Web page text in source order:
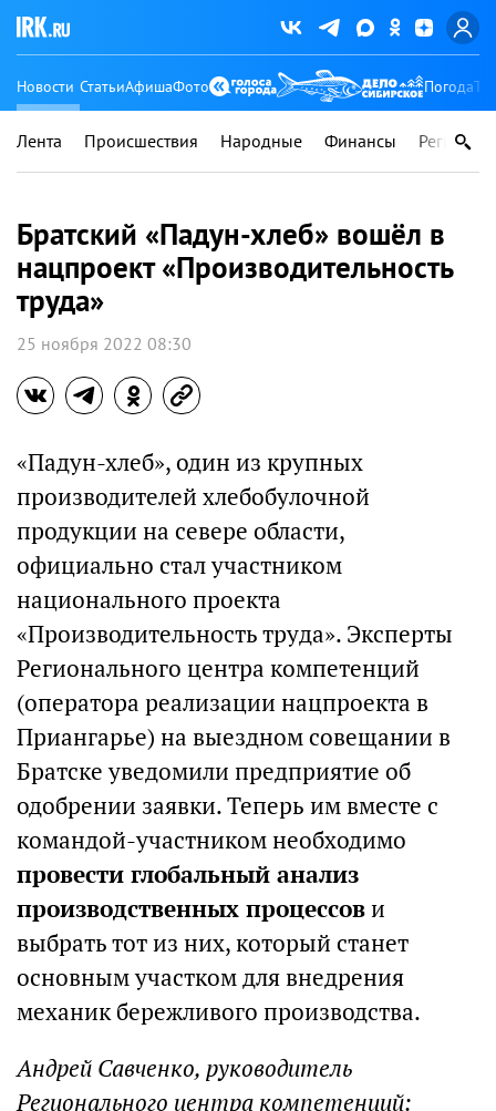
Новости СтатьиАфишаФото Погода
Лента Происшествия Народные Финансы Регионы
Братский «Падун-хлеб» вошёл в
нацпроект «Производительность
труда»
25 ноября 2022 08:30
«Падун-хлеб», один из крупных
производителей хлебобулочной
продукции на севере области,
официально стал участником
национального проекта
«Производительность труда». Эксперты
Регионального центра компетенций
(оператора реализации нацпроекта в
Приангарье) на выездном совещании в
Братске уведомили предприятие об
одобрении заявки. Теперь им вместе с
командой-участником необходимо
провести глобальный анализ
производственных процессови
выбрать тот из них, который станет
основным участком для внедрения
механик бережливого производства.
Андрей Савченко, руководитель
Регионального центра компетенций: